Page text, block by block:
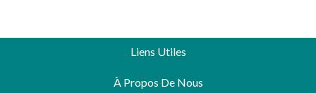
Liens Utiles
À Propos De Nous